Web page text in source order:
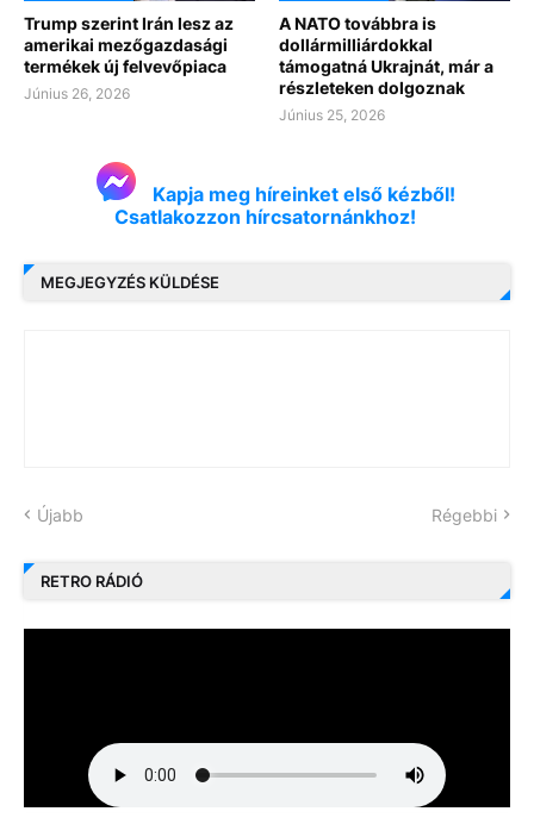
Trump szerint Irán lesz az
amerikai mezőgazdasági
termékek új felvevőpiaca
Június 26, 2026
A NATO továbbra is
dollármilliárdokkal
támogatná Ukrajnát, már a
részleteken dolgoznak
Június 25, 2026
Kapja meg híreinket első kézből!
Csatlakozzon hírcsatornánkhoz!
MEGJEGYZÉS KÜLDÉSE
Újabb Régebbi
RETRO RÁDIÓ